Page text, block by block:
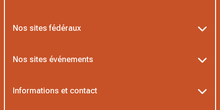
Nos sites fédéraux
Nos sites événements
Informations et contact